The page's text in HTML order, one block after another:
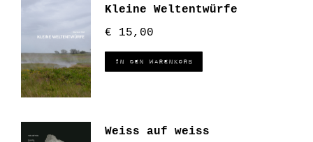
Kleine Weltentwürfe
€ 15,00
In den Warenkorb
Weiss auf weiss